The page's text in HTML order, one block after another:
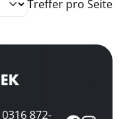
Treffer pro Seite
872-